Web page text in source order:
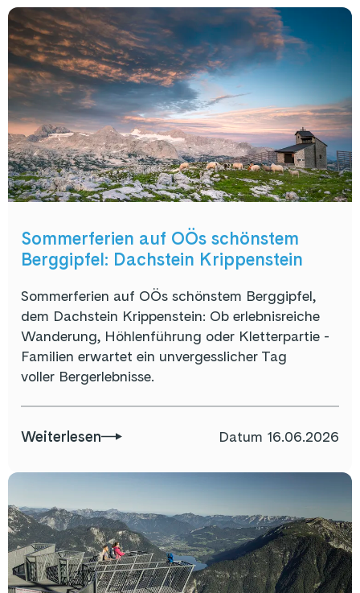
Sommerferien auf OÖs schönstem
Berggipfel: Dachstein Krippenstein
Sommerferien auf OÖs schönstem Berggipfel,
dem Dachstein Krippenstein: Ob erlebnisreiche
Wanderung, Höhlenführung oder Kletterpartie -
Familien erwartet ein unvergesslicher Tag
voller Bergerlebnisse.
Weiterlesen Datum 16.06.2026